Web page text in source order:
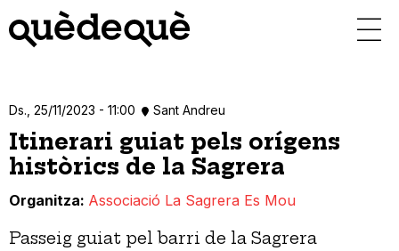
contingut
Ds., 25/11/2023 - 11:00 Sant Andreu
Itinerari guiat pels orígens
històrics de la Sagrera
Organitza Associació La Sagrera Es Mou
Passeig guiat pel barri de la Sagrera